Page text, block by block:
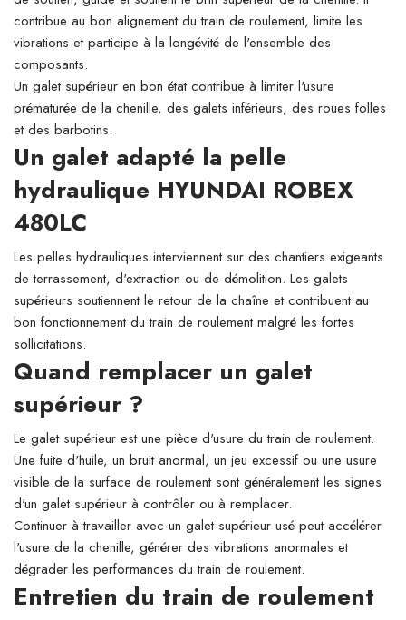
contribue au bon alignement du train de roulement, limite les
vibrations et participe à la longévité de l'ensemble des
composants.
Un galet supérieur en bon état contribue à limiter l'usure
prématurée de la chenille, des galets inférieurs, des roues folles
et des barbotins.
Un galet adapté la pelle
hydraulique HYUNDAI ROBEX
480LC
Les pelles hydrauliques interviennent sur des chantiers exigeants
de terrassement, d'extraction ou de démolition. Les galets
supérieurs soutiennent le retour de la chaîne et contribuent au
bon fonctionnement du train de roulement malgré les fortes
sollicitations.
Quand remplacer un galet
supérieur ?
Le galet supérieur est une pièce d'usure du train de roulement.
Une fuite d'huile, un bruit anormal, un jeu excessif ou une usure
visible de la surface de roulement sont généralement les signes
d'un galet supérieur à contrôler ou à remplacer.
Continuer à travailler avec un galet supérieur usé peut accélérer
l'usure de la chenille, générer des vibrations anormales et
dégrader les performances du train de roulement.
Entretien du train de roulement